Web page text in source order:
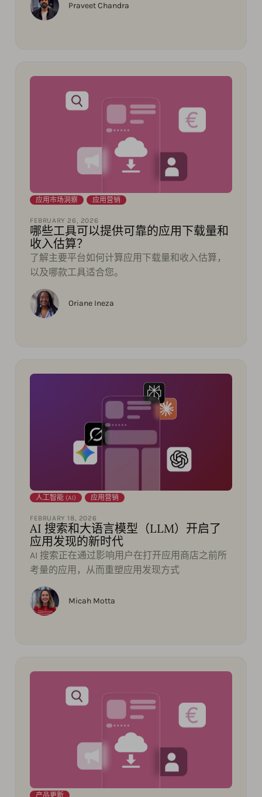
Praveet Chandra
应用市场洞察 应用营销
FEBRUARY 26, 2026
哪些工具可以提供可靠的应用下载量和
收入估算？
了解主要平台如何计算应用下载量和收入估算，
以及哪款工具适合您。
Oriane Ineza
人工智能 (AI) 应用营销
FEBRUARY 18, 2026
AI 搜索和大语言模型（LLM）开启了
应用发现的新时代
AI 搜索正在通过影响用户在打开应用商店之前所
考量的应用，从而重塑应用发现方式
Micah Motta
产品更新